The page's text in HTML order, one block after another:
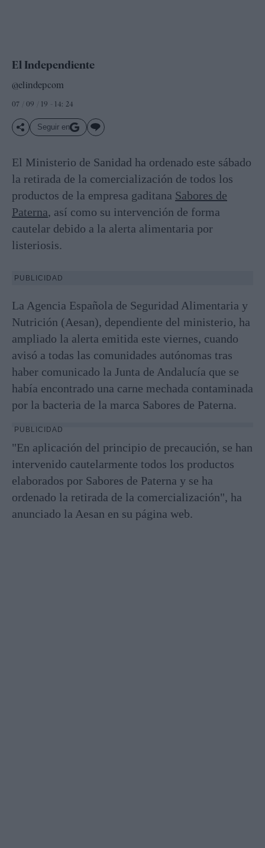
El Independiente
@elindepcom
07 / 09 / 19 - 14: 24
Seguir en
El Ministerio de Sanidad ha ordenado este sábado
la retirada de la comercialización de todos los
productos de la empresa gaditana Sabores de
Paterna, así como su intervención de forma
cautelar debido a la alerta alimentaria por
listeriosis.
PUBLICIDAD
La Agencia Española de Seguridad Alimentaria y
Nutrición (Aesan), dependiente del ministerio, ha
ampliado la alerta emitida este viernes, cuando
avisó a todas las comunidades autónomas tras
haber comunicado la Junta de Andalucía que se
había encontrado una carne mechada contaminada
por la bacteria de la marca Sabores de Paterna.
PUBLICIDAD
"En aplicación del principio de precaución, se han
intervenido cautelarmente todos los productos
elaborados por Sabores de Paterna y se ha
ordenado la retirada de la comercialización", ha
anunciado la Aesan en su página web.